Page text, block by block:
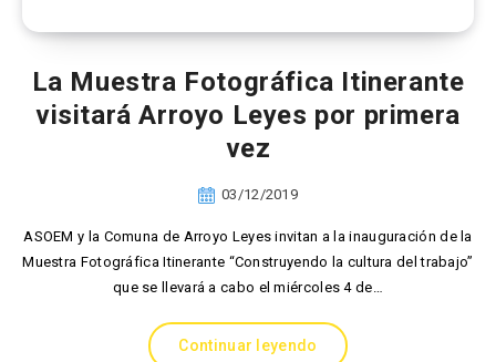
La Muestra Fotográfica Itinerante
visitará Arroyo Leyes por primera
vez
03/12/2019
ASOEM y la Comuna de Arroyo Leyes invitan a la inauguración de la
Muestra Fotográfica Itinerante “Construyendo la cultura del trabajo”
que se llevará a cabo el miércoles 4 de…
Continuar leyendo